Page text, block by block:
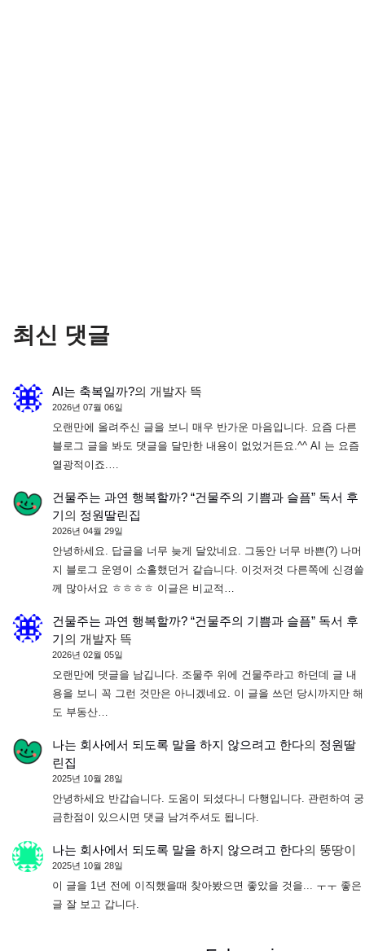
최신 댓글
AI는 축복일까?의 개발자 뜩
2026년 07월 06일
오랜만에 올려주신 글을 보니 매우 반가운 마음입니다. 요즘 다른
블로그 글을 봐도 댓글을 달만한 내용이 없었거든요.^^ AI 는 요즘
열광적이죠.…
건물주는 과연 행복할까? “건물주의 기쁨과 슬픔” 독서 후
기의 정원딸린집
2026년 04월 29일
안녕하세요. 답글을 너무 늦게 달았네요. 그동안 너무 바쁜(?) 나머
지 블로그 운영이 소홀했던거 같습니다. 이것저것 다른쪽에 신경쓸
께 많아서요 ㅎㅎㅎㅎ 이글은 비교적…
건물주는 과연 행복할까? “건물주의 기쁨과 슬픔” 독서 후
기의 개발자 뜩
2026년 02월 05일
오랜만에 댓글을 남깁니다. 조물주 위에 건물주라고 하던데 글 내
용을 보니 꼭 그런 것만은 아니겠네요. 이 글을 쓰던 당시까지만 해
도 부동산…
나는 회사에서 되도록 말을 하지 않으려고 한다의 정원딸
린집
2025년 10월 28일
안녕하세요 반갑습니다. 도움이 되셨다니 다행입니다. 관련하여 궁
금한점이 있으시면 댓글 남겨주셔도 됩니다.
나는 회사에서 되도록 말을 하지 않으려고 한다의 뚱땅이
2025년 10월 28일
이 글을 1년 전에 이직했을때 찾아봤으면 좋았을 것을... ㅜㅜ 좋은
글 잘 보고 갑니다.